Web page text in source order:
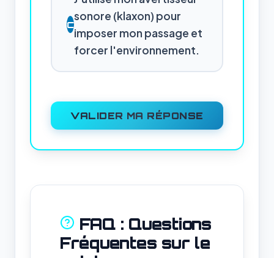
C
sonore (klaxon) pour
imposer mon passage et
forcer l'environnement.
VALIDER MA RÉPONSE
FAQ : Questions
Fréquentes sur le